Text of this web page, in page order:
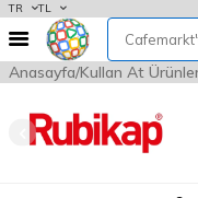
TR TL
Anasayfa Kullan At